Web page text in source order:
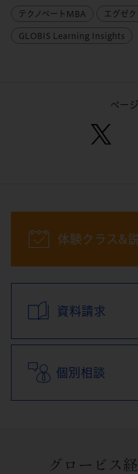
テクノベートMBA エグゼ
GLOBIS Learning Insights
ペー
体験クラス&
資料請求
個別相談
グロービス